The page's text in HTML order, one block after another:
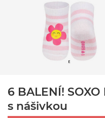
6 BALENÍ!
s nášivkou